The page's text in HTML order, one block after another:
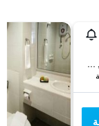
Jalan Teluk Sisek, كوانتان, ماليزيا